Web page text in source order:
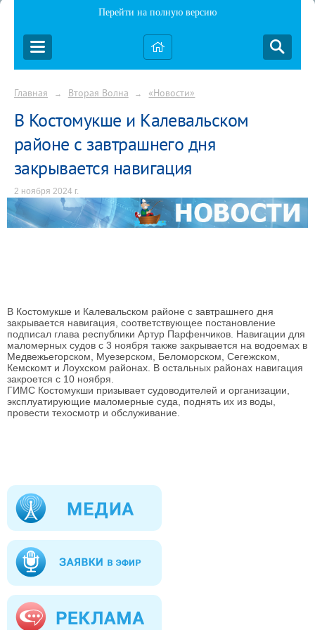
Перейти на полную версию
Главная → Вторая Волна → «Новости»
В Костомукше и Калевальском
районе с завтрашнего дня
закрывается навигация
2 ноября 2024 г.
В Костомукше и Калевальском районе с завтрашнего дня
закрывается навигация, соответствующее постановление
подписал глава республики Артур Парфенчиков. Навигации для
маломерных судов с 3 ноября также закрывается на водоемах в
Медвежьегорском, Муезерском, Беломорском, Сегежском,
Кемскомт и Лоухском районах. В остальных районах навигация
закроется с 10 ноября.
ГИМС Костомукши призывает судоводителей и организации,
эксплуатирующие маломерные суда, поднять их из воды,
провести техосмотр и обслуживание.